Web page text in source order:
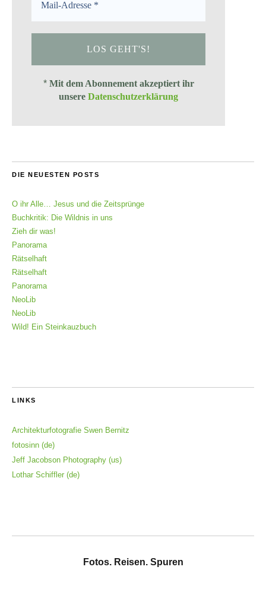
* Mit dem Abonnement akzeptiert ihr
unsereDatenschutzerklärung
DIE NEUESTEN POSTS
O ihr Alle… Jesus und die Zeitsprünge
Buchkritik: Die Wildnis in uns
Zieh dir was!
Panorama
Rätselhaft
Rätselhaft
Panorama
NeoLib
NeoLib
Wild! Ein Steinkauzbuch
LINKS
Architekturfotografie Swen Bernitz
fotosinn (de)
Jeff Jacobson Photography (us)
Lothar Schiffler (de)
Fotos. Reisen. Spuren